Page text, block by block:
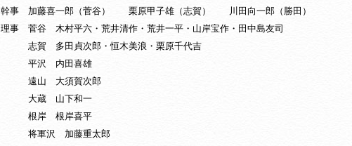
幹事 加藤喜一郎（菅谷） 栗原甲子雄（志賀） 川田向一郎（勝田）
理事 菅谷 木村平六・荒井清作・荒井一平・山岸宝作・田中島友司
志賀 多田貞次郎・恒木美浪・栗原千代吉
平沢 内田喜雄
遠山 大須賀次郎
大蔵 山下和一
根岸 根岸喜平
将軍沢 加藤重太郎